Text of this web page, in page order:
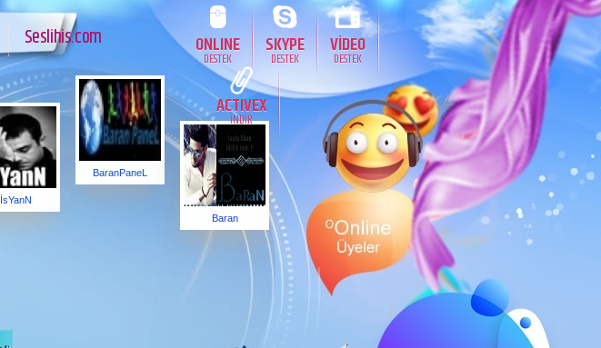
ONLINE
DESTEK
SKYPE
DESTEK
VİDEO
DESTEK
ACTIVEX
İNDİR
Seslihis.com
İsYanN
BaranPaneL
Baran